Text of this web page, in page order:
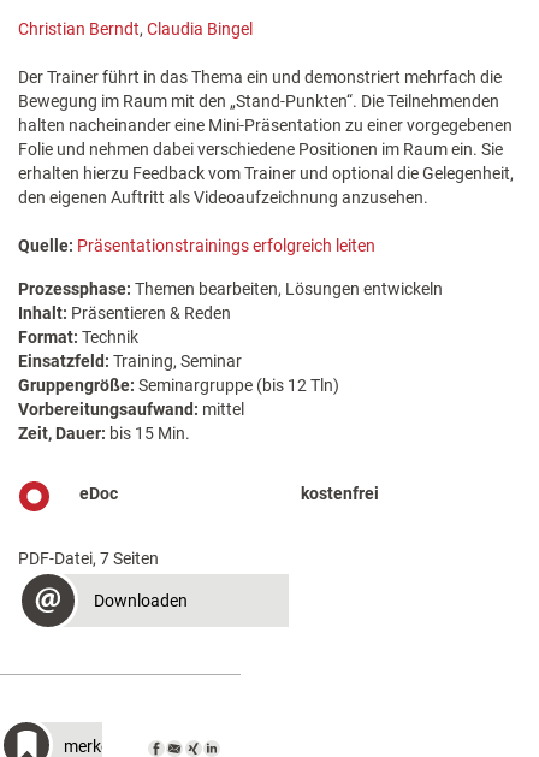
Christian Berndt, Claudia Bingel
Der Trainer führt in das Thema ein und demonstriert mehrfach die
Bewegung im Raum mit den „Stand-Punkten“. Die Teilnehmenden
halten nacheinander eine Mini-Präsentation zu einer vorgegebenen
Folie und nehmen dabei verschiedene Positionen im Raum ein. Sie
erhalten hierzu Feedback vom Trainer und optional die Gelegenheit,
den eigenen Auftritt als Videoaufzeichnung anzusehen.
Quelle: Präsentationstrainings erfolgreich leiten
Prozessphase: Themen bearbeiten, Lösungen entwickeln
Inhalt: Präsentieren & Reden
Format: Technik
Einsatzfeld: Training, Seminar
Gruppengröße: Seminargruppe (bis 12 Tln)
Vorbereitungsaufwand: mittel
Zeit, Dauer: bis 15 Min.
eDoc kostenfrei
PDF-Datei, 7 Seiten
Downloaden
merken